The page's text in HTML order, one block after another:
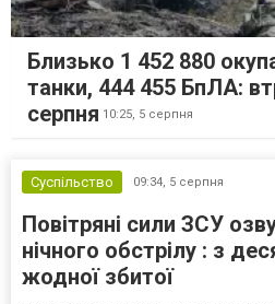
Близько 1 452 880
танки, 444 455 БпЛА:
серпня 10:25, 5 серпня
Суспільство 09:34, 5 серпня
Повітряні сили ЗСУ
нічного обстрілу : з
жодної збитої